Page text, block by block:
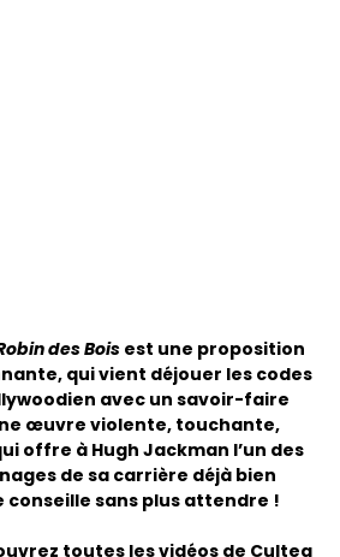
des Bois est une proposition
qui vient déjouer les codes
avec un savoir-faire
œuvre violente, touchante,
offre à Hugh Jackman l’un des
de sa carrière déjà bien
conseille sans plus attendre !
toutes les vidéos de Cultea